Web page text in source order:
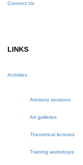
Connect Us
LINKS
Activities
Advisory sessions
Art galleries
Theoretical lectures
Training workshops